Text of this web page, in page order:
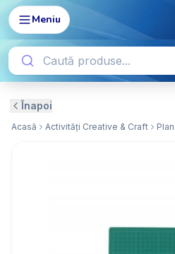
Meniu
Înapoi
Acasă Activități Creative & Craft